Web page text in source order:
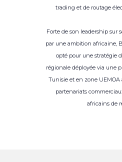
trading et de routage
Forte de son leadership sur
par une ambition africaine,
opté pour une stratégie
régionale déployée via une
Tunisie et en zone UEMOA
partenariats
africains de